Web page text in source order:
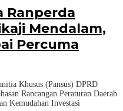
Ranperda
Mendalam,
Percuma
Khusus (Pansus) DPRD
Rancangan Peraturan Daerah
Kemudahan Investasi